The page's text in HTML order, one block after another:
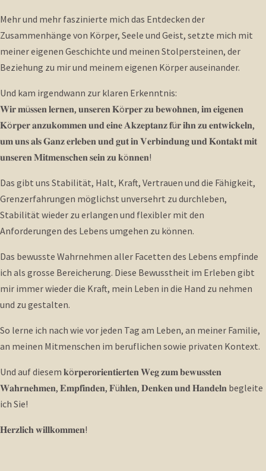
Mehr und mehr faszinierte mich das Entdecken der
Zusammenhänge von Körper, Seele und Geist, setzte mich mit
meiner eigenen Geschichte und meinen Stolpersteinen, der
Beziehung zu mir und meinem eigenen Körper auseinander.
Und kam irgendwann zur klaren Erkenntnis:
𝐖𝐢𝐫 𝐦ü𝐬𝐬𝐞𝐧 𝐥𝐞𝐫𝐧𝐞𝐧, 𝐮𝐧𝐬𝐞𝐫𝐞𝐧 𝐊ö𝐫𝐩𝐞𝐫 𝐳𝐮 𝐛𝐞𝐰𝐨𝐡𝐧𝐞𝐧, 𝐢𝐦 𝐞𝐢𝐠𝐞𝐧𝐞𝐧
𝐊ö𝐫𝐩𝐞𝐫 𝐚𝐧𝐳𝐮𝐤𝐨𝐦𝐦𝐞𝐧 𝐮𝐧𝐝 𝐞𝐢𝐧𝐞 𝐀𝐤𝐳𝐞𝐩𝐭𝐚𝐧𝐳 𝐟ü𝐫 𝐢𝐡𝐧 𝐳𝐮 𝐞𝐧𝐭𝐰𝐢𝐜𝐤𝐞𝐥𝐧,
𝐮𝐦 𝐮𝐧𝐬 𝐚𝐥𝐬 𝐆𝐚𝐧𝐳 𝐞𝐫𝐥𝐞𝐛𝐞𝐧 𝐮𝐧𝐝 𝐠𝐮𝐭 𝐢𝐧 𝐕𝐞𝐫𝐛𝐢𝐧𝐝𝐮𝐧𝐠 𝐮𝐧𝐝 𝐊𝐨𝐧𝐭𝐚𝐤𝐭 𝐦𝐢𝐭
𝐮𝐧𝐬𝐞𝐫𝐞𝐧 𝐌𝐢𝐭𝐦𝐞𝐧𝐬𝐜𝐡𝐞𝐧 𝐬𝐞𝐢𝐧 𝐳𝐮 𝐤ö𝐧𝐧𝐞𝐧!
Das gibt uns Stabilität, Halt, Kraft, Vertrauen und die Fähigkeit,
Grenzerfahrungen möglichst unversehrt zu durchleben,
Stabilität wieder zu erlangen und flexibler mit den
Anforderungen des Lebens umgehen zu können.
Das bewusste Wahrnehmen aller Facetten des Lebens empfinde
ich als grosse Bereicherung. Diese Bewusstheit im Erleben gibt
mir immer wieder die Kraft, mein Leben in die Hand zu nehmen
und zu gestalten.
So lerne ich nach wie vor jeden Tag am Leben, an meiner Familie,
an meinen Mitmenschen im beruflichen sowie privaten Kontext.
Und auf diesem 𝐤ö𝐫𝐩𝐞𝐫𝐨𝐫𝐢𝐞𝐧𝐭𝐢𝐞𝐫𝐭𝐞𝐧 𝐖𝐞𝐠 𝐳𝐮𝐦 𝐛𝐞𝐰𝐮𝐬𝐬𝐭𝐞𝐧
𝐖𝐚𝐡𝐫𝐧𝐞𝐡𝐦𝐞𝐧, 𝐄𝐦𝐩𝐟𝐢𝐧𝐝𝐞𝐧, 𝐅ü𝐡𝐥𝐞𝐧, 𝐃𝐞𝐧𝐤𝐞𝐧 𝐮𝐧𝐝 𝐇𝐚𝐧𝐝𝐞𝐥𝐧 begleite
ich Sie!
𝐇𝐞𝐫𝐳𝐥𝐢𝐜𝐡 𝐰𝐢𝐥𝐥𝐤𝐨𝐦𝐦𝐞𝐧!